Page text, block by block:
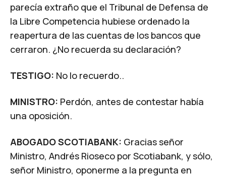
parecía extraño que el Tribunal de Defensa de
la Libre Competencia hubiese ordenado la
reapertura de las cuentas de los bancos que
cerraron. ¿No recuerda su declaración?
TESTIGO: No lo recuerdo..
MINISTRO: Perdón, antes de contestar había
una oposición.
ABOGADO SCOTIABANK: Gracias señor
Ministro, Andrés Rioseco por Scotiabank, y sólo,
señor Ministro, oponerme a la pregunta en